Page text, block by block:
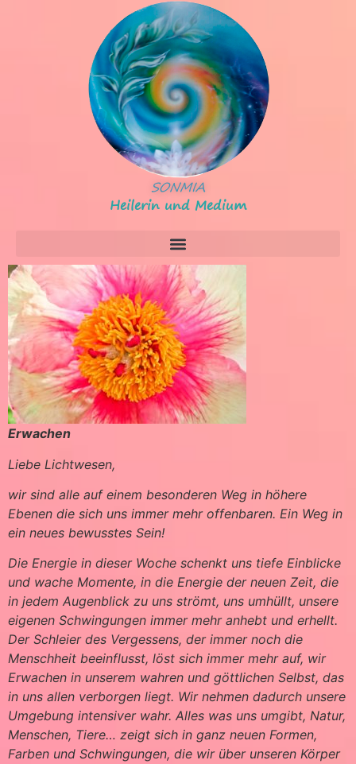
SONMIA
Heilerin und Medium
Erwachen
Liebe Lichtwesen,
wir sind alle auf einem besonderen Weg in höhere
Ebenen die sich uns immer mehr offenbaren. Ein Weg in
ein neues bewusstes Sein!
Die Energie in dieser Woche schenkt uns tiefe Einblicke
und wache Momente, in die Energie der neuen Zeit, die
in jedem Augenblick zu uns strömt, uns umhüllt, unsere
eigenen Schwingungen immer mehr anhebt und erhellt.
Der Schleier des Vergessens, der immer noch die
Menschheit beeinflusst, löst sich immer mehr auf, wir
Erwachen in unserem wahren und göttlichen Selbst, das
in uns allen verborgen liegt. Wir nehmen dadurch unsere
Umgebung intensiver wahr. Alles was uns umgibt, Natur,
Menschen, Tiere… zeigt sich in ganz neuen Formen,
Farben und Schwingungen, die wir über unseren Körper